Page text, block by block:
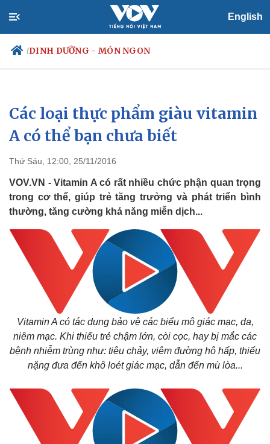
English
/DINH DƯỠNG - MÓN NGON
Chính trị
Đảng
Tổ chức nhân sự
Nhận diện sự thật
Xã hội
Tin 24h
Dự báo thời tiết
Việc làm
Biển đảo
Các loại thực phẩm giàu vitamin
A có thể bạn chưa biết
Thứ Sáu, 12:00, 25/11/2016
VOV.VN - Vitamin A có rất nhiều chức phận quan trọng
trong cơ thể, giúp trẻ tăng trưởng và phát triển bình
thường, tăng cường khả năng miễn dịch...
Vitamin A có tác dụng bảo vệ các biểu mô giác mạc, da,
niêm mạc. Khi thiếu trẻ chậm lớn, còi cọc, hay bị mắc các
bệnh nhiễm trùng như: tiêu chảy, viêm đường hô hấp, thiếu
nặng đưa đến khô loét giác mạc, dẫn đến mù lòa...